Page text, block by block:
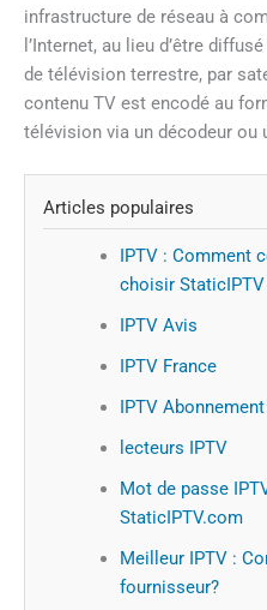
infrastructure de réseau à
l’Internet, au lieu d’être
de télévision terrestre, par
contenu TV est encodé au
télévision via un décodeur ou
Articles populaires
IPTV : Comment
choisir StaticIPTV
IPTV Avis
IPTV France
IPTV Abonnement
lecteurs IPTV
Mot de passe
StaticIPTV.com
Meilleur IPTV :
fournisseur?